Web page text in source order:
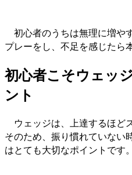
初心者のうちは無理に増や
プレーをし、不足を感じたら
初心者こそウェッ
ント
ウェッジは、上達するほど
そのため、振り慣れていない
はとても大切なポイントです。